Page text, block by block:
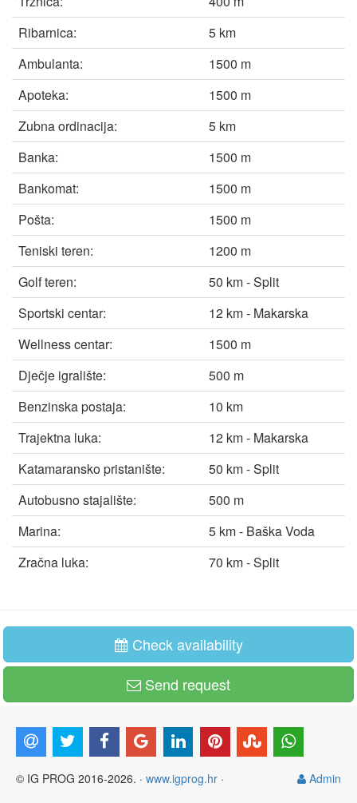
Ribarnica:
5 km
Ambulanta:
1500 m
Apoteka:
1500 m
Zubna ordinacija:
5 km
Banka:
1500 m
Bankomat:
1500 m
Pošta:
1500 m
Teniski teren:
1200 m
Golf teren:
50 km - Split
Sportski centar:
12 km - Makarska
Wellness centar:
1500 m
Dječje igralište:
500 m
Benzinska postaja:
10 km
Trajektna luka:
12 km - Makarska
Katamaransko pristanište:
50 km - Split
Autobusno stajalište:
500 m
Marina:
5 km - Baška Voda
Zračna luka:
70 km - Split
Check availability
Send request
Admin
© IG PROG 2016-2026. · www.igprog.hr ·